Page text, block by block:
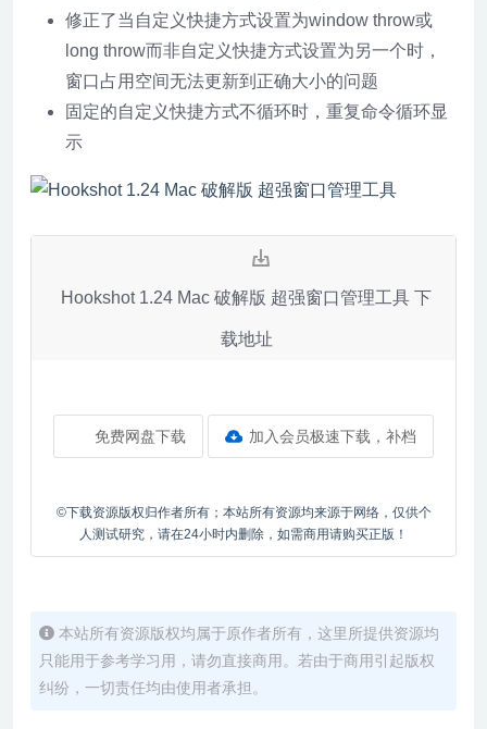
修正了当自定义快捷方式设置为window throw或
long throw而非自定义快捷方式设置为另一个时，
窗口占用空间无法更新到正确大小的问题
固定的自定义快捷方式不循环时，重复命令循环显
示
Hookshot 1.24 Mac 破解版 超强窗口管理工具 下
载地址
免费网盘下载 加入会员极速下载，补档
©下载资源版权归作者所有；本站所有资源均来源于网络，仅供个
人测试研究，请在24小时内删除，如需商用请购买正版！
本站所有资源版权均属于原作者所有，这里所提供资源均
只能用于参考学习用，请勿直接商用。若由于商用引起版权
纠纷，一切责任均由使用者承担。